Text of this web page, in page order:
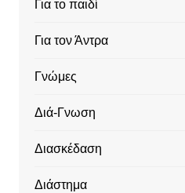
Για το παιδί
Για τον Άντρα
Γνώμες
Διά-Γνωση
Διασκέδαση
Διάστημα